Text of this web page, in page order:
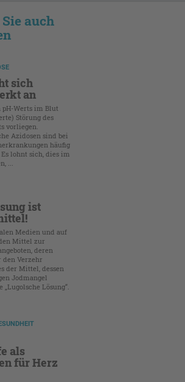
auch
sich
an
Werts im Blut
Störung des
vorliegen.
Azidosen sind bei
häufig
lohnt sich, dies im
...
ist
Medien und auf
Mittel zur
deren
Verzehr
der Mittel, dessen
Jodmangel
Lösung“.
als
für Herz